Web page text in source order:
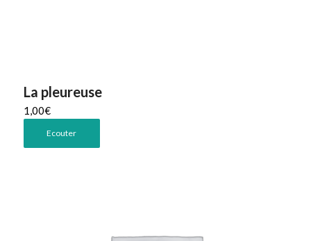
La pleureuse
1,00€
Ecouter